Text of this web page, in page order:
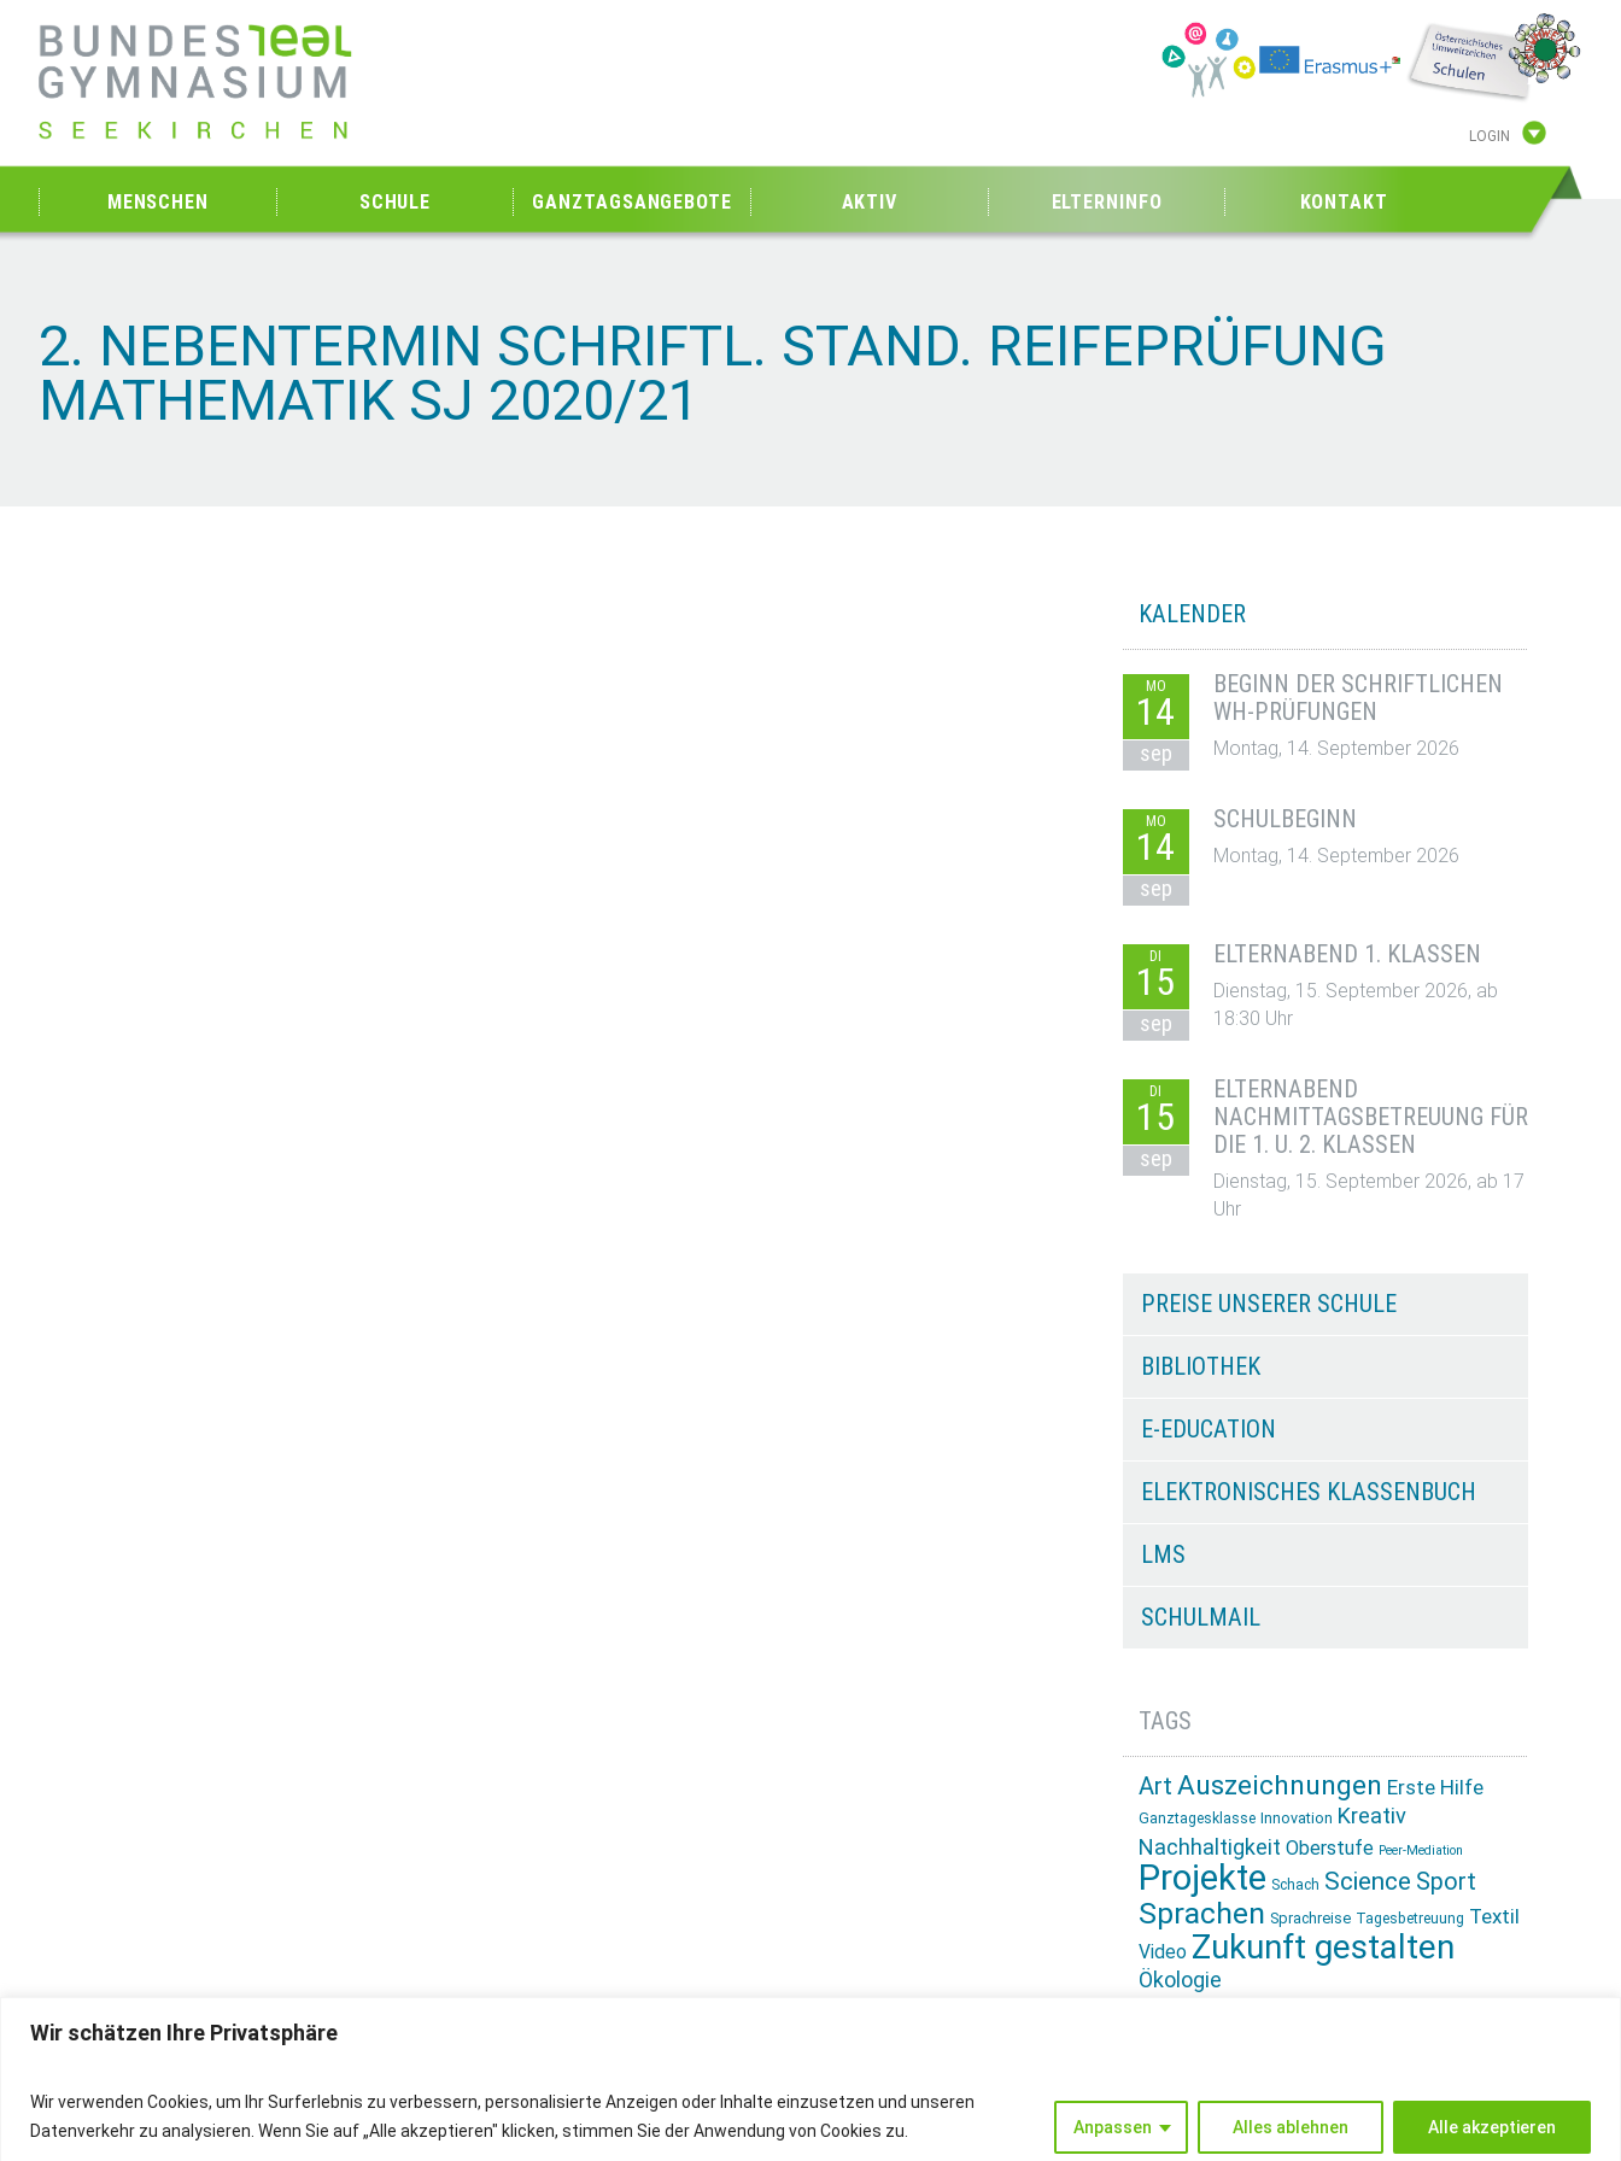
Wir schätzen Ihre Privatsphäre
Wir verwenden Cookies, um Ihr Surferlebnis zu verbessern, personalisierte Anzeigen oder Inhalte einzusetzen und unseren
Datenverkehr zu analysieren. Wenn Sie auf „Alle akzeptieren" klicken, stimmen Sie der Anwendung von Cookies zu.
Anpassen Alles ablehnen Alle akzeptieren
LOGIN
MENSCHEN SCHULE GANZTAGSANGEBOTE AKTIV ELTERNINFO KONTAKT
2. NEBENTERMIN SCHRIFTL. STAND. REIFEPRÜFUNG
MATHEMATIK SJ 2020/21
KALENDER
MO
14
sep
BEGINN DER SCHRIFTLICHEN
WH-PRÜFUNGEN
Montag, 14. September 2026
MO
14
sep
SCHULBEGINN
Montag, 14. September 2026
DI
15
sep
ELTERNABEND 1. KLASSEN
Dienstag, 15. September 2026, ab
18:30 Uhr
DI
15
sep
ELTERNABEND
NACHMITTAGSBETREUUNG FÜR
DIE 1. U. 2. KLASSEN
Dienstag, 15. September 2026, ab 17
Uhr
PREISE UNSERER SCHULE
BIBLIOTHEK
E-EDUCATION
ELEKTRONISCHES KLASSENBUCH
LMS
SCHULMAIL
TAGS
Art Auszeichnungen Erste Hilfe
Ganztagesklasse Innovation Kreativ
Nachhaltigkeit Oberstufe Peer-Mediation
Projekte Schach Science Sport
Sprachen Sprachreise Tagesbetreuung Textil
Video Zukunft gestalten
Ökologie
IMPRESSUM
DATENSCHUTZ
INSTAGRAM